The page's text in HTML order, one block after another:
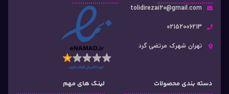
tolidirezai20@gmail.com
02152006213
تهران شهرک مرتضی گرد
دسته‌ بندی محصولات لینک های مهم